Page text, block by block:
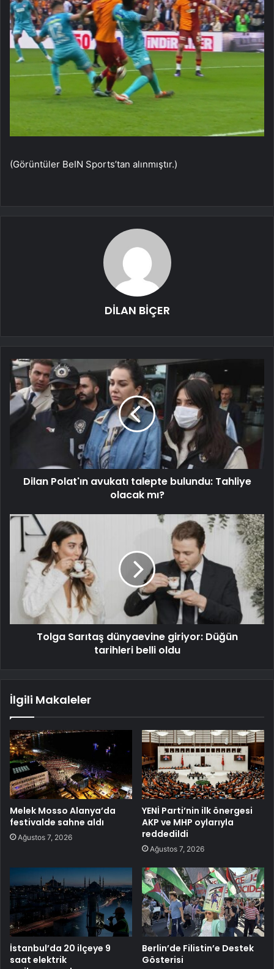
(Görüntüler BeIN Sports’tan alınmıştır.)
DİLAN BİÇER
Dilan Polat'ın avukatı talepte bulundu: Tahliye
olacak mı?
Tolga Sarıtaş dünyaevine giriyor: Düğün
tarihleri belli oldu
İlgili Makaleler
Melek Mosso Alanya’da
festivalde sahne aldı
Ağustos 7, 2026
YENİ Parti’nin ilk önergesi
AKP ve MHP oylarıyla
reddedildi
Ağustos 7, 2026
İstanbul’da 20 ilçeye 9
saat elektrik
Berlin’de Filistin’e Destek
Gösterisi